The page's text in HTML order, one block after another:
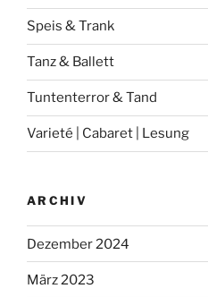
Speis & Trank
Tanz & Ballett
Tuntenterror & Tand
Varieté | Cabaret | Lesung
ARCHIV
Dezember 2024
März 2023